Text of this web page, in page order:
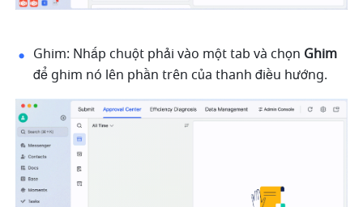
Ghim: Nhấp chuột phải vào một tab và chọn Ghim
để ghim nó lên phần trên của thanh điều hướng.